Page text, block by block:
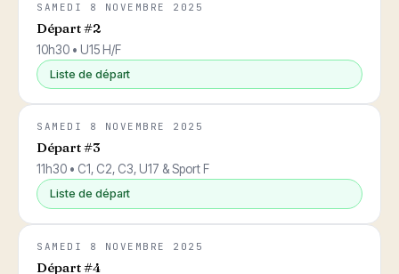
SAMEDI 8 NOVEMBRE 2025
Départ #2
10h30 • U15 H/F
Liste de départ
SAMEDI 8 NOVEMBRE 2025
Départ #3
11h30 • C1, C2, C3, U17 & Sport F
Liste de départ
SAMEDI 8 NOVEMBRE 2025
Départ #4